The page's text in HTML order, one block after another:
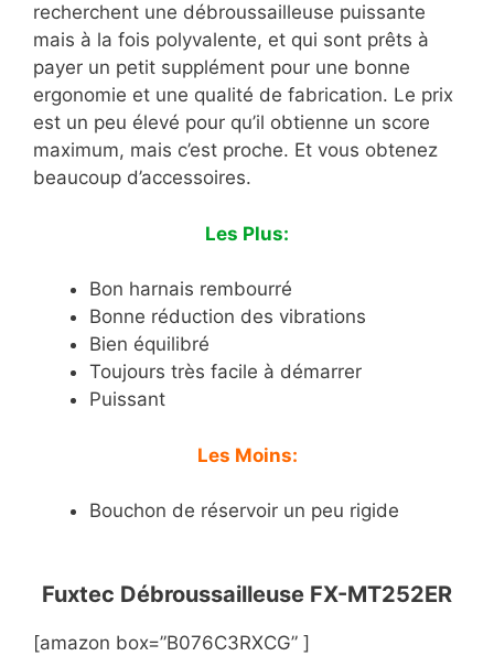
recherchent une débroussailleuse puissante
mais à la fois polyvalente, et qui sont prêts à
payer un petit supplément pour une bonne
ergonomie et une qualité de fabrication. Le prix
est un peu élevé pour qu’il obtienne un score
maximum, mais c’est proche. Et vous obtenez
beaucoup d’accessoires.
Les Plus:
Bon harnais rembourré
Bonne réduction des vibrations
Bien équilibré
Toujours très facile à démarrer
Puissant
Les Moins:
Bouchon de réservoir un peu rigide
Fuxtec Débroussailleuse FX-MT252ER
[amazon box=”B076C3RXCG” ]